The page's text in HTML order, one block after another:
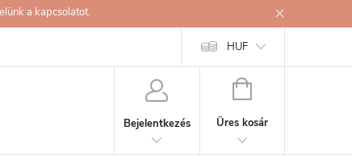
a kapcsolatot.
HUF
Bejelentkezés
KOSÁR
Üres kosár